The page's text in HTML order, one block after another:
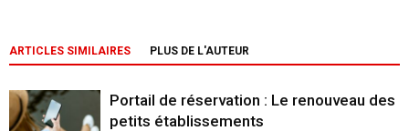
ARTICLES SIMILAIRES PLUS DE L'AUTEUR
Portail de réservation : Le renouveau des
petits établissements